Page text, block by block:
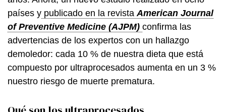
países y publicado en la revista American Journal
of Preventive Medicine (AJPM) confirma las
advertencias de los expertos con un hallazgo
demoledor: cada 10 % de nuestra dieta que está
compuesto por ultraprocesados aumenta en un 3 %
nuestro riesgo de muerte prematura.